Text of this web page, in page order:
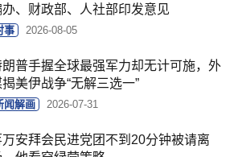
办、财政部、人社部印发意见
事 2026-08-05
朗普手握全球最强军力却无计可施，外
美伊战争“无解三选一”
闻解画 2026-07-31
万安拜会民进党团不到20分钟被请离